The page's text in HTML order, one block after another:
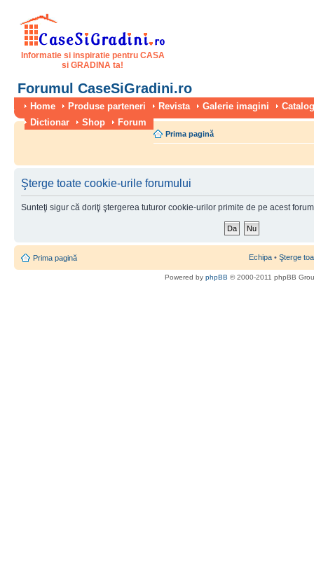
Informatie si inspiratie pentru CASA
si GRADINA ta!
Forumul CaseSiGradini.ro
Home Produse parteneri Revista Galerie imagini
Dictionar
Shop Forum
Prima pagină
Şterge toate cookie-urile forumului
Sunteţi sigur că doriţi ştergerea tuturor cookie-urilor primite de pe acest
Prima pagină Echipa • Şterge
Powered by phpBB © 2000-2011 phpBB